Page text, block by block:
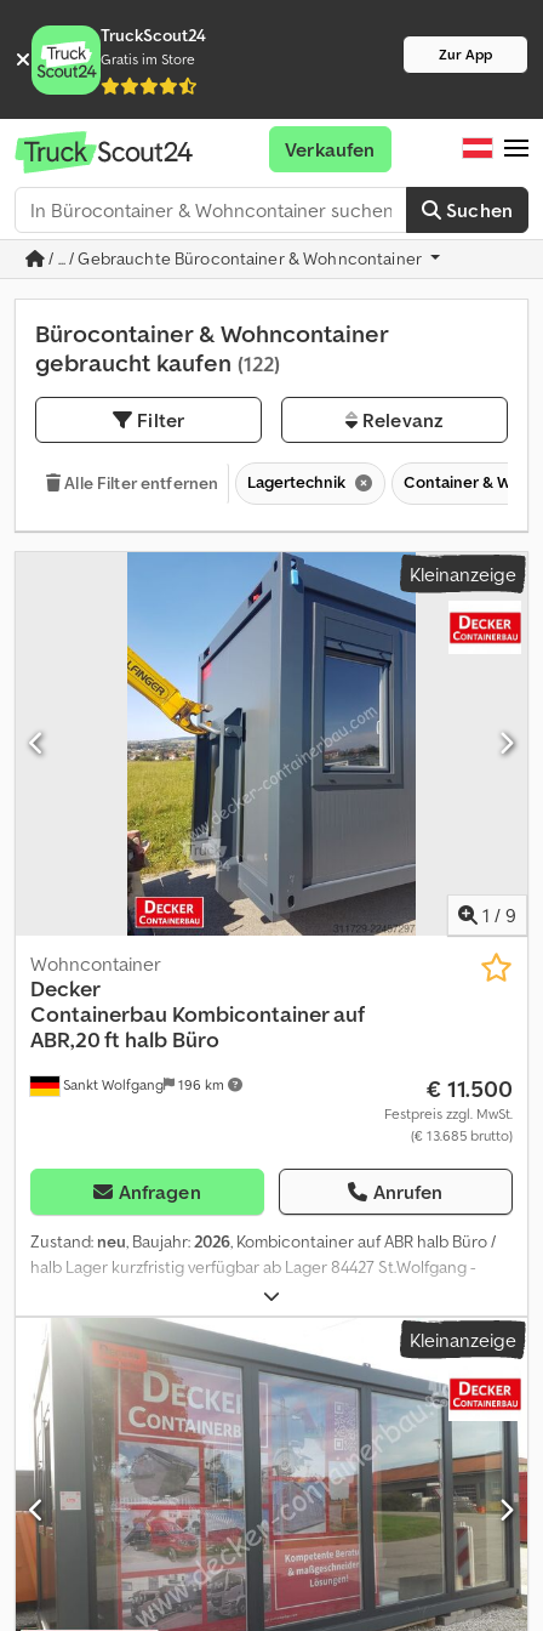
TruckScout24
Gratis im Store Zur App
Suchen
Verkaufen
/ ... / Gebrauchte Bürocontainer & Wohncontainer
Bürocontainer & Wohncontainer
gebraucht kaufen (122)
Filter Relevanz
Alle Filter entfernen Lagertechnik Container &
Kleinanzeige
1 / 9
Sankt Wolfgang 196 km
Wohncontainer
Decker
Containerbau Kombicontainer auf
ABR,20 ft halb Büro
€ 11.500
Festpreis zzgl. MwSt.
(€ 13.685 brutto)
Anfragen Anrufen
Zustand: neu, Baujahr:2026, Kombicontainer auf ABR halb Büro /
halb Lager kurzfristig verfügbar ab Lager 84427 St.Wolfgang -
optional auch mit Schutzgitter, Preis auf Anfrage Rauminnenhöhe
2.225 mm Außen: L/B/H 6.058 x 2.438 x 2.520 mm Abrollrahmen 180
mm RAL 7016 Anthrazitgrau Rollen auswechselbar aus Kunststoff,
Querträger 2300mm - Ausführung in Paneelbauweise,
Paneelbreite 1145 mm - Grundrahmen aus 3 mm Stahlprofil ISO-
Containerecken geschweißt 8 mm, Maße nach ISO-Norm, -
Ecksäulen aus kalt gewalztem mind. 3mm starken Stahlprofil,
Innenseite mit Mineralwolle isoliert - Boden 100 mm Mineralwolle,
Dampfsperre PE Folie 0,2 mm, zementgebundenen Spanplatte D-
18 mm, 1,5 mm PVC Bodenbelag B1,Q1, R9, u-Wert: 0,34 W/m2K
Bodenbelastbarkeit: 2,5 kN/m2 - Dachrahmen: 3 mm kaltgeformtes,
verschweißtes Stahlprofil - Dach: verzinktes Flachblech 0,55 mm,
Mineralwolle 120 mm u-Wert: 0,36 W/m2K, Dampfsperre PE Folie
0,2 mm Entwässerung durch flexible Abläufe in den Ecksäulen
Kleinanzeige